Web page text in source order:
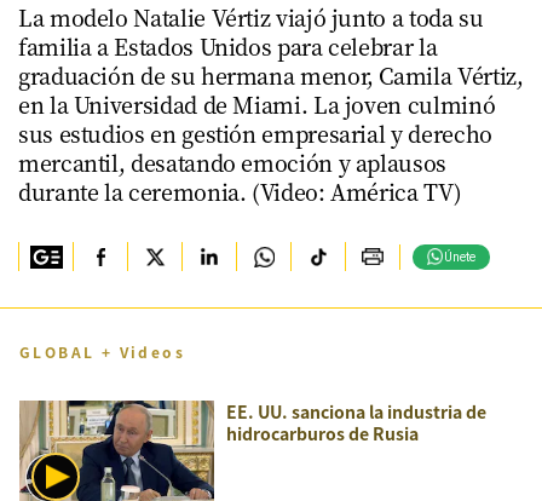
La modelo Natalie Vértiz viajó junto a toda su
familia a Estados Unidos para celebrar la
graduación de su hermana menor, Camila Vértiz,
en la Universidad de Miami. La joven culminó
sus estudios en gestión empresarial y derecho
mercantil, desatando emoción y aplausos
durante la ceremonia. (Video: América TV)
Únete
GLOBAL + Videos
EE. UU. sanciona la industria de
hidrocarburos de Rusia